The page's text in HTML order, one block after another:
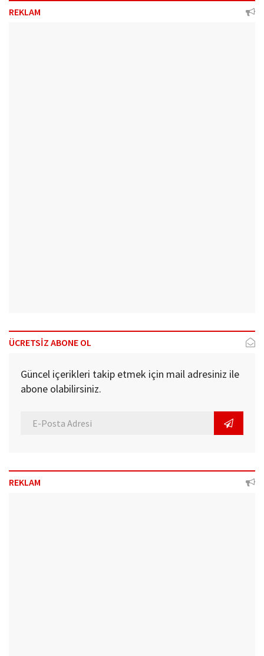
REKLAM
ÜCRETSİZ ABONE OL
Güncel içerikleri takip etmek için mail adresiniz ile
abone olabilirsiniz.
REKLAM